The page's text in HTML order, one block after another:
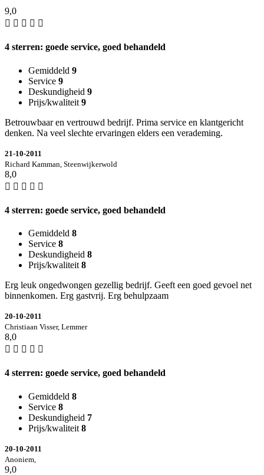
9,0
4 sterren: goede service, goed behandeld
Gemiddeld 9
Service 9
Deskundigheid 9
Prijs/kwaliteit 9
Betrouwbaar en vertrouwd bedrijf. Prima service en klantgericht
denken. Na veel slechte ervaringen elders een verademing.
21-10-2011
Richard Kamman, Steenwijkerwold
8,0
4 sterren: goede service, goed behandeld
Gemiddeld 8
Service 8
Deskundigheid 8
Prijs/kwaliteit 8
Erg leuk ongedwongen gezellig bedrijf. Geeft een goed gevoel net
binnenkomen. Erg gastvrij. Erg behulpzaam
20-10-2011
Christiaan Visser, Lemmer
8,0
4 sterren: goede service, goed behandeld
Gemiddeld 8
Service 8
Deskundigheid 7
Prijs/kwaliteit 8
20-10-2011
Anoniem,
9,0